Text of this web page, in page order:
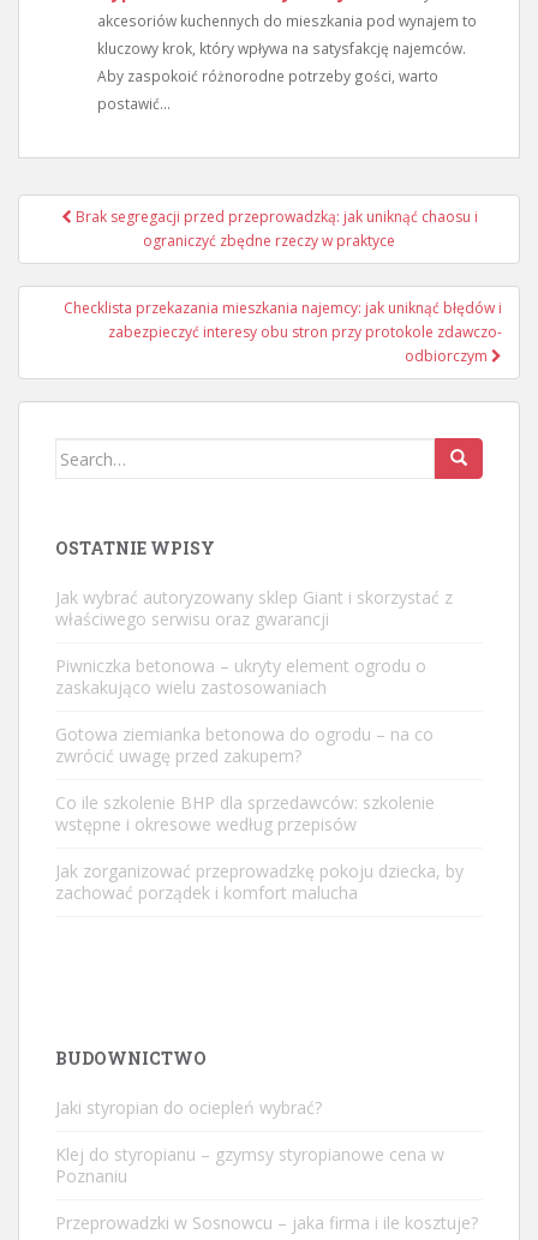
akcesoriów kuchennych do mieszkania pod wynajem to
kluczowy krok, który wpływa na satysfakcję najemców.
Aby zaspokoić różnorodne potrzeby gości, warto
postawić...
Nawigacja
Brak segregacji przed przeprowadzką: jak uniknąć chaosu i
ograniczyć zbędne rzeczy w praktyce
Checklista przekazania mieszkania najemcy: jak uniknąć błędów i
zabezpieczyć interesy obu stron przy protokole zdawczo-
odbiorczym
Search
OSTATNIE WPISY
Jak wybrać autoryzowany sklep Giant i skorzystać z
właściwego serwisu oraz gwarancji
Piwniczka betonowa – ukryty element ogrodu o
zaskakująco wielu zastosowaniach
Gotowa ziemianka betonowa do ogrodu – na co
zwrócić uwagę przed zakupem?
Co ile szkolenie BHP dla sprzedawców: szkolenie
wstępne i okresowe według przepisów
Jak zorganizować przeprowadzkę pokoju dziecka, by
zachować porządek i komfort malucha
BUDOWNICTWO
Jaki styropian do ociepleń wybrać?
Klej do styropianu – gzymsy styropianowe cena w
Poznaniu
Przeprowadzki w Sosnowcu – jaka firma i ile kosztuje?